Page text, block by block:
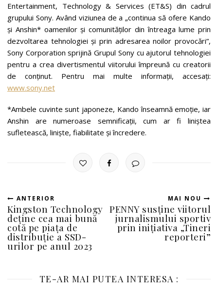
Entertainment, Technology & Services (ET&S) din cadrul
grupului Sony. Având viziunea de a „continua să ofere Kando
și Anshin* oamenilor și comunităților din întreaga lume prin
dezvoltarea tehnologiei și prin adresarea noilor provocări”,
Sony Corporation sprijină Grupul Sony cu ajutorul tehnologiei
pentru a crea divertismentul viitorului împreună cu creatorii
de conținut. Pentru mai multe informații, accesați:
www.sony.net
*Ambele cuvinte sunt japoneze, Kando înseamnă emoție, iar
Anshin are numeroase semnificații, cum ar fi liniștea
sufletească, liniște, fiabilitate și încredere.
ANTERIOR
Kingston Technology
deține cea mai bună
cotă pe piața de
distribuție a SSD-
urilor pe anul 2023
MAI NOU
PENNY susține viitorul
jurnalismului sportiv
prin inițiativa „Tineri
reporteri”
TE-AR MAI PUTEA INTERESA :